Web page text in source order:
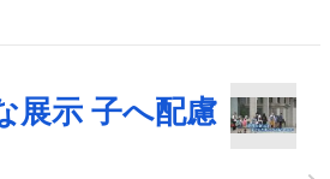
展示 子へ配慮